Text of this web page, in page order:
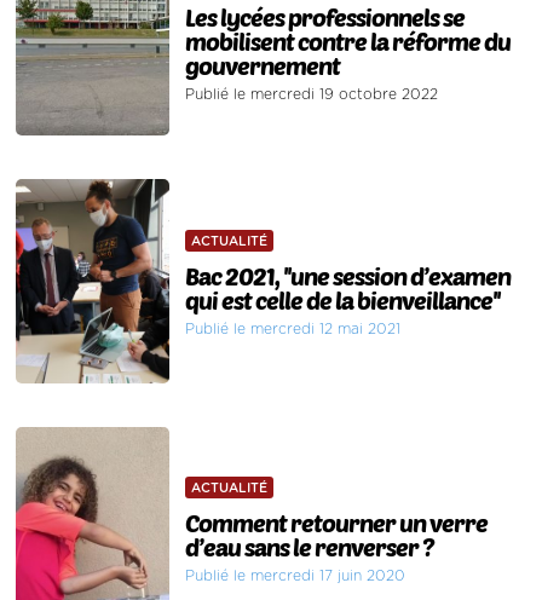
Les lycées professionnels se
mobilisent contre la réforme du
gouvernement
Publié le mercredi 19 octobre 2022
ACTUALITÉ
Bac 2021, ''une session d’examen
qui est celle de la bienveillance''
Publié le mercredi 12 mai 2021
ACTUALITÉ
Comment retourner un verre
d’eau sans le renverser ?
Publié le mercredi 17 juin 2020